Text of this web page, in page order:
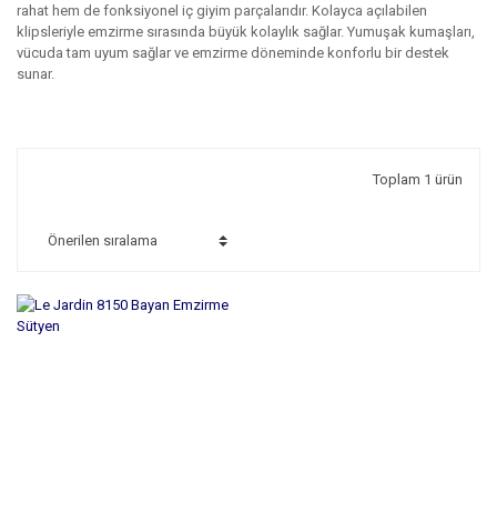
rahat hem de fonksiyonel iç giyim parçalarıdır. Kolayca açılabilen
klipsleriyle emzirme sırasında büyük kolaylık sağlar. Yumuşak kumaşları,
vücuda tam uyum sağlar ve emzirme döneminde konforlu bir destek
sunar.
Toplam 1 ürün